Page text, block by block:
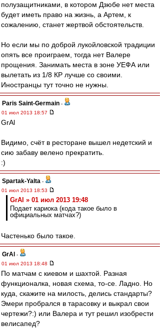
полузащитниками, в котором Дзюбе нет места
будет иметь право на жизнь, а Артем, к
сожалению, станет жертвой обстоятельств.
Но если мы по доброй лукойловской традиции
опять все проиграем, тогда нет Валере
прощения. Занимать места в зоне УЕФА или
вылетать из 1/8 КР лучше со своими.
Иностранцы тут точно не нужны.
Paris Saint-Germain -
01 июл 2013 18:57
GrAl
Видимо, счёт в ресторане вышел недетский и
сию забаву велено прекратить.
:)
Spartak-Yalta -
01 июл 2013 18:53
GrAl » 01 июл 2013 19:48
Подает кариока (кода такое было в
официальных матчах?)
Частенько было такое.
GrAl -
01 июл 2013 18:48
По матчам с киевом и шахтой. Разная
функционалка, новая схема, то-се. Ладно. Но
куда, скажите на милость, делись стандарты?
Эмери пробрался в тарасовку и выкрал свои
чертежи?:) или Валера и тут решил изобрести
велисапед?